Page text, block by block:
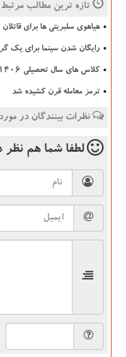
تازه ترین مطالب مرتبط
هیاهوی سلبریتی ها برای
رایگان شدن سینما برای یک
کلاس های سال تحصیلی ۱۴۰۶ بصورت حضوری خواهد بود
ترمز معامله قرن کشیده شد
نظرات بینندگان در
لطفا شما هم نظر